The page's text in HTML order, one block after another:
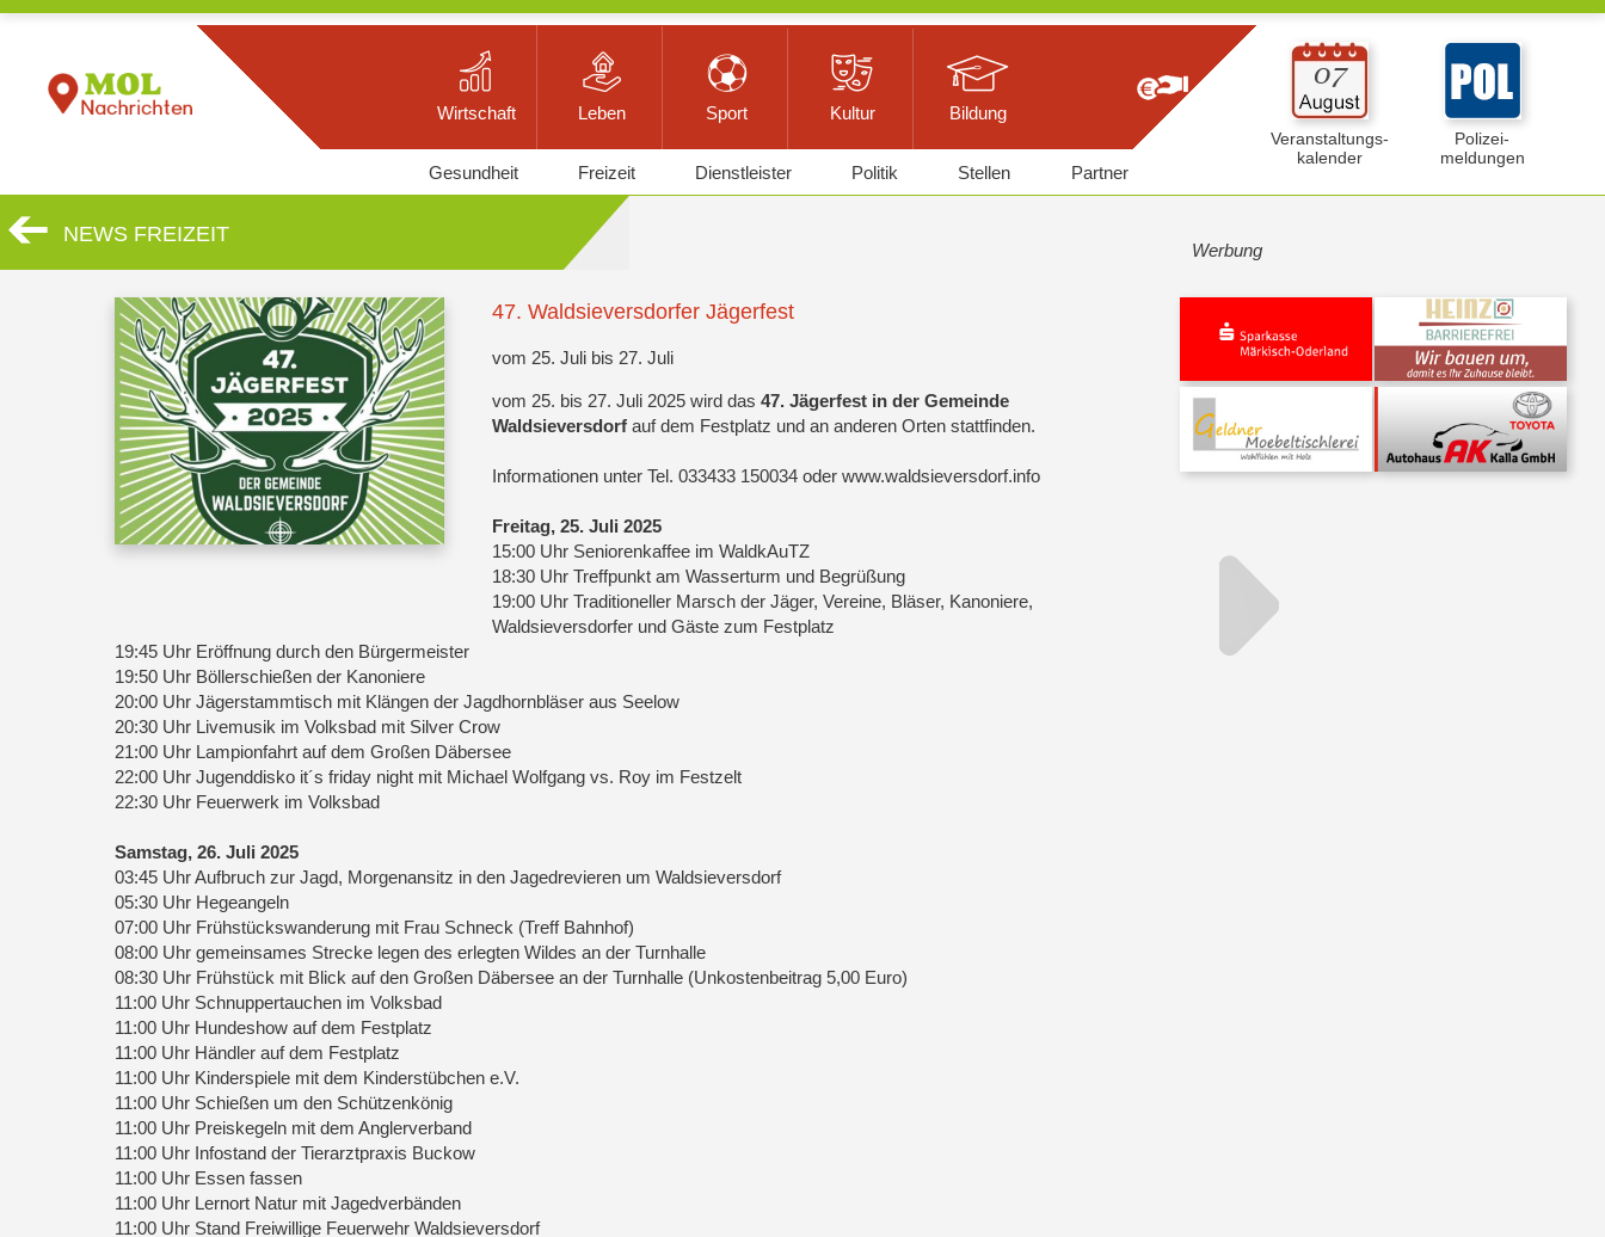
Wirtschaft Leben Sport Kultur Bildung
Veranstaltungs-
kalender
Polizei-
meldungen
Gesundheit Freizeit Dienstleister Politik Stellen Partner
NEWS FREIZEIT
47. Waldsieversdorfer Jägerfest
vom 25. Juli bis 27. Juli
vom 25. bis 27. Juli 2025 wird das47. Jägerfest in der Gemeinde
Waldsieversdorfauf dem Festplatz und an anderen Orten stattfinden.
Informationen unter Tel. 033433 150034 oder www.waldsieversdorf.info
Freitag, 25. Juli 2025
15:00 Uhr Seniorenkaffee im WaldkAuTZ
18:30 Uhr Treffpunkt am Wasserturm und Begrüßung
19:00 Uhr Traditioneller Marsch der Jäger, Vereine, Bläser, Kanoniere,
Waldsieversdorfer und Gäste zum Festplatz
19:45 Uhr Eröffnung durch den Bürgermeister
19:50 Uhr Böllerschießen der Kanoniere
20:00 Uhr Jägerstammtisch mit Klängen der Jagdhornbläser aus Seelow
20:30 Uhr Livemusik im Volksbad mit Silver Crow
21:00 Uhr Lampionfahrt auf dem Großen Däbersee
22:00 Uhr Jugenddisko it´s friday night mit Michael Wolfgang vs. Roy im Festzelt
22:30 Uhr Feuerwerk im Volksbad
Samstag, 26. Juli 2025
03:45 Uhr Aufbruch zur Jagd, Morgenansitz in den Jagedrevieren um Waldsieversdorf
05:30 Uhr Hegeangeln
07:00 Uhr Frühstückswanderung mit Frau Schneck (Treff Bahnhof)
08:00 Uhr gemeinsames Strecke legen des erlegten Wildes an der Turnhalle
08:30 Uhr Frühstück mit Blick auf den Großen Däbersee an der Turnhalle (Unkostenbeitrag 5,00 Euro)
11:00 Uhr Schnuppertauchen im Volksbad
11:00 Uhr Hundeshow auf dem Festplatz
11:00 Uhr Händler auf dem Festplatz
11:00 Uhr Kinderspiele mit dem Kinderstübchen e.V.
11:00 Uhr Schießen um den Schützenkönig
11:00 Uhr Preiskegeln mit dem Anglerverband
11:00 Uhr Infostand der Tierarztpraxis Buckow
11:00 Uhr Essen fassen
11:00 Uhr Lernort Natur mit Jagedverbänden
11:00 Uhr Stand Freiwillige Feuerwehr Waldsieversdorf
Werbung